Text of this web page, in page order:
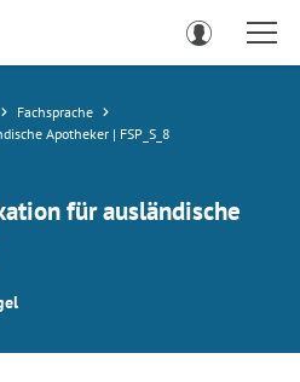
Fachsprache
Apotheker | FSP_S_8
für ausländische